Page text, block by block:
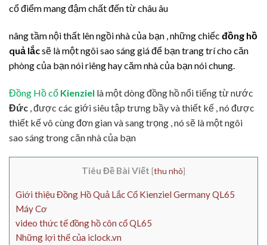
cổ điểm mang đậm chất đến từ châu âu
nâng tầm nội thất lên ngồi nhà của bạn , những chiếc đồng hồ
quả lắcsẽ là một ngôi sao sáng giá để bạn trang trí cho căn
phòng của bạn nói riêng hay căm nhà của bạn nói chung.
Đồng Hồ cổ Kienziel là một dòng đồng hồ nổi tiếng từ nước
Đức , được các giới siêu tập trưng bầy và thiết kế , nó được
thiết kế vô cùng đơn gian và sang trọng , nó sẽ là một ngôi
sao sáng trong căn nhà của bạn
Tiêu Đề Bài Viết [thu nhỏ]
Giới thiệu Đồng Hồ Quả Lắc Cổ Kienziel Germany QL65
Máy Cơ
video thức tế đồng hồ côn cổ QL65
Những lợi thế của iclock.vn